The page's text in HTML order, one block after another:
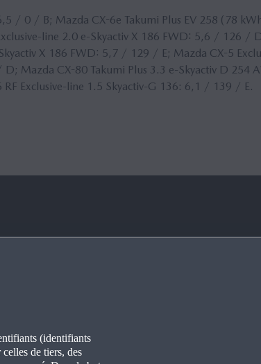
/ 0 / B; Mazda CX-6e Takumi Plus EV 258 (78
line 2.0 e-Skyactiv X 186 FWD: 5,6 / 126 /
X 186 FWD: 5,7 / 129 / E; Mazda CX-5
Mazda CX-80 Takumi Plus 3.3 e-Skyactiv D 254
RF Exclusive-line 1.5 Skyactiv-G 136: 6,1 / 139 / E.
(identifiants
de tiers, des